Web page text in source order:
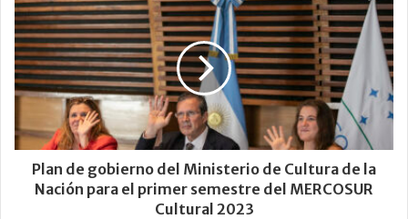
Plan de gobierno del Ministerio de Cultura de la
Nación para el primer semestre del MERCOSUR
Cultural 2023